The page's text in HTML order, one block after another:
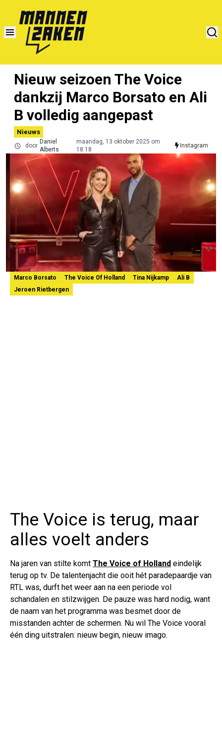
Nieuw seizoen The Voice
dankzij Marco Borsato en Ali
B volledig aangepast
Nieuws
door
Daniel
Alberts
maandag, 13 oktober 2025 om
18:18
Instagram
Marco Borsato The Voice Of Holland Tina Nijkamp
Ali B
Jeroen Rietbergen
The Voice is terug, maar
alles voelt anders
Na jaren van stilte komt The Voice of Holland eindelijk
terug op tv. De talentenjacht die ooit hét paradepaardje van
RTL was, durft het weer aan na een periode vol
schandalen en stilzwijgen. De pauze was hard nodig, want
de naam van het programma was besmet door de
misstanden achter de schermen. Nu wil The Voice vooral
één ding uitstralen: nieuw begin, nieuw imago.